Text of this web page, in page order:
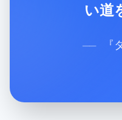
い道
── 『